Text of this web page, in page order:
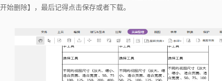
删除】，最后记得点击保存或者下载。